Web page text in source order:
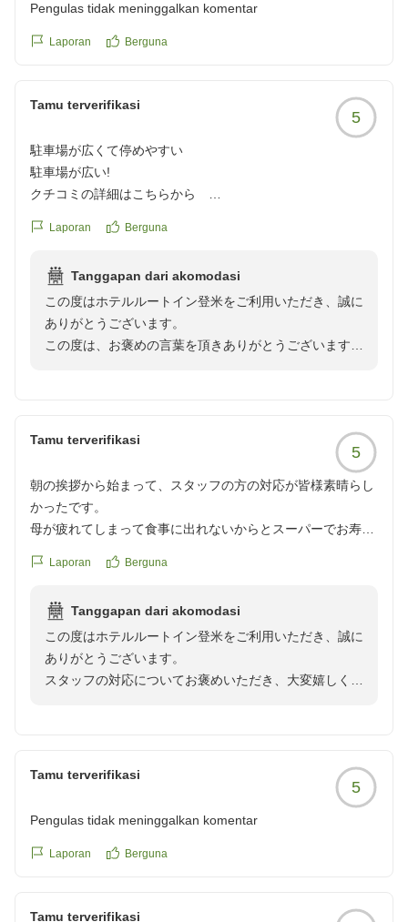
Pengulas tidak meninggalkan komentar
Laporan Berguna
Tamu terverifikasi
5
駐車場が広くて停めやすい
駐車場が広い!
クチコミの詳細はこちらから
reviewId=33123478340617
Laporan Berguna
Tanggapan dari akomodasi
この度はホテルルートイン登米をご利用いただき、誠に
ありがとうございます。
この度は、お褒めの言葉を頂きありがとうございます。
に努めて参ります。
またのご利用をスタッフ一同お待ちしております。
Tamu terverifikasi
5
朝の挨拶から始まって、スタッフの方の対応が皆様素晴らし
かったです。
母が疲れてしまって食事に出れないからとスーパーでお寿司
元でフロントの方に頼んでみたら、小皿に入れてもらえてと
女性の宿泊者が少なかったようで、お風呂は貸し切りでし
た。エコステイを選んだところ、ジュースかアルコールの飲
み物をいただけて、こちらもいいプランだなと思いました
クチコミの詳細はこちらから
Laporan Berguna
Tanggapan dari akomodasi
この度はホテルルートイン登米をご利用いただき、誠に
ありがとうございます。
スタッフの対応についてお褒めいただき、大変嬉しく存
今後ともお客様が快適に過ごせるよう、サービスの向上
Tamu terverifikasi
5
Pengulas tidak meninggalkan komentar
Laporan Berguna
Tamu terverifikasi